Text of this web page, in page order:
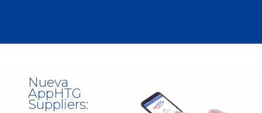
Nueva
AppHTG
Suppliers: